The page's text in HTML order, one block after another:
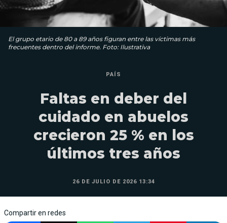
El grupo etario de 80 a 89 años figuran entre las víctimas más
frecuentes dentro del informe. Foto: Ilustrativa
PAÍS
Faltas en deber del
cuidado en abuelos
crecieron 25 % en los
últimos tres años
26 DE JULIO DE 2026 13:34
Compartir en redes